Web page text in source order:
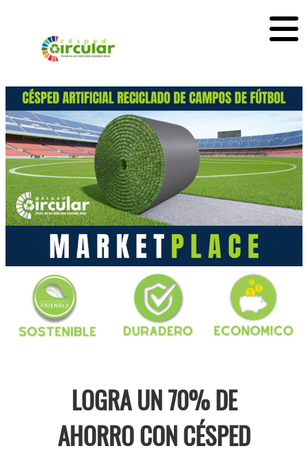
LOGRA UN 70% DE
AHORRO CON CÉSPED